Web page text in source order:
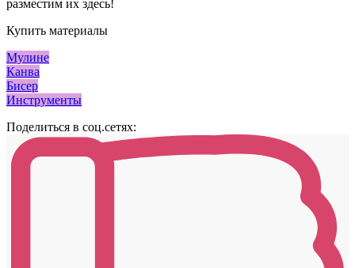
разместим их здесь!
Купить материалы
Мулине
Канва
Бисер
Инструменты
Поделиться в соц.сетях: